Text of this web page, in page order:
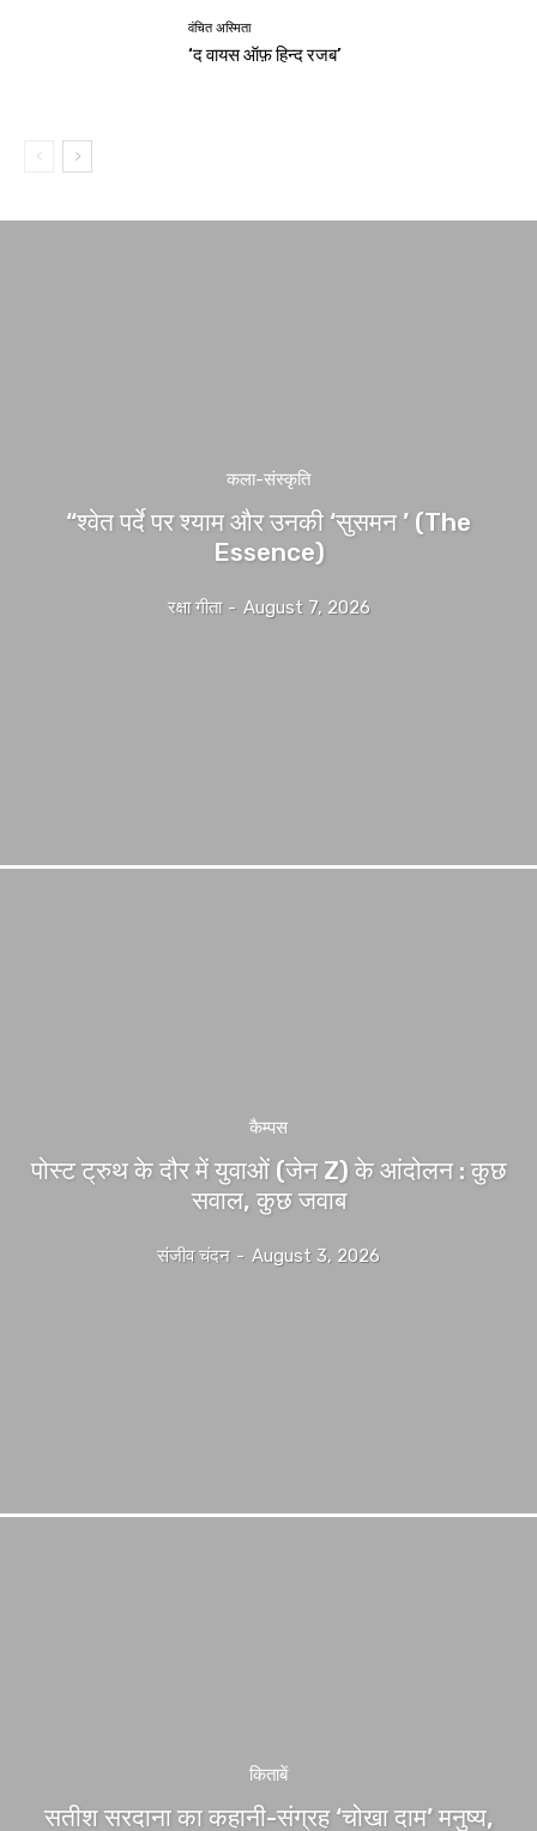
वंचित अस्मिता
‘द वायस ऑफ़ हिन्द रजब’
कला-संस्कृति
“श्वेत पर्दे पर श्याम और उनकी ‘सुसमन ’ (The
Essence)
रक्षा गीता - August 7, 2026
कैम्पस
पोस्ट ट्रुथ के दौर में युवाओं (जेन Z) के आंदोलन : कुछ
सवाल, कुछ जवाब
संजीव चंदन - August 3, 2026
किताबें
सतीश सरदाना का कहानी-संग्रह ‘चोखा दाम’ मनुष्य,